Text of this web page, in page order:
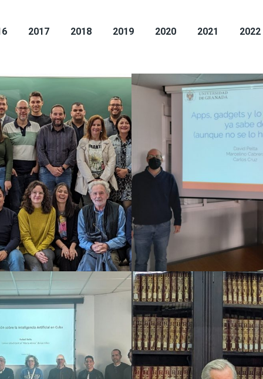
2017 2018 2019 2020 2021 2022
2024 2021